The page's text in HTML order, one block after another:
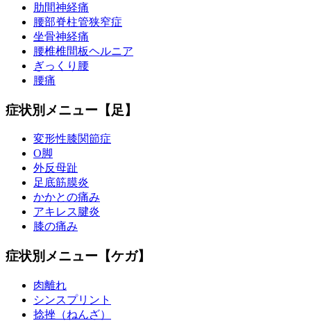
肋間神経痛
腰部脊柱管狭窄症
坐骨神経痛
腰椎椎間板ヘルニア
ぎっくり腰
腰痛
症状別メニュー【足】
変形性膝関節症
O脚
外反母趾
足底筋膜炎
かかとの痛み
アキレス腱炎
膝の痛み
症状別メニュー【ケガ】
肉離れ
シンスプリント
捻挫（ねんざ）